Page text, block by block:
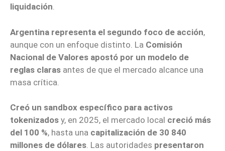
liquidación.
Argentina representa el segundo foco de acción,
aunque con un enfoque distinto. La Comisión
Nacional de Valores apostó por un modelo de
reglas claras antes de que el mercado alcance una
masa crítica.
Creó un sandbox específico para activos
tokenizados y, en 2025, el mercado local creció más
del 100 %, hasta una capitalización de 30 840
millones de dólares. Las autoridades presentaron